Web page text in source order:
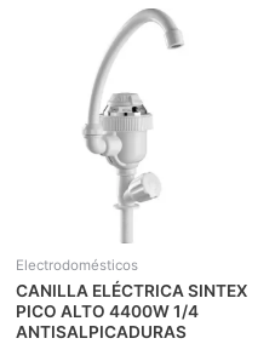
Electrodomésticos
CANILLA ELÉCTRICA SINTEX
PICO ALTO 4400W 1/4
ANTISALPICADURAS